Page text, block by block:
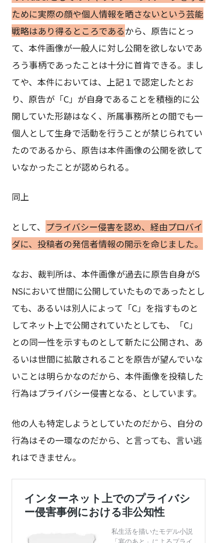
ために実際の顔や個人情報を晒さないという芸能
戦略はあり得るところであるから、原告にとっ
て、本件画像が一般人に対し公開を欲しないであ
ろう事柄であったことは十分に首肯できる。まし
てや、本件においては、上記１で認定したとお
り、原告が「C」が自身であることを積極的に公
開していた形跡はなく、所属事務所との間でも一
個人として生身で活動を行うことが禁じられてい
たのであるから、原告は本件画像の公開を欲して
いなかったことが認められる。
同上
として、 プライバシー侵害を認め、経由プロバイ
ダに、投稿者の発信者情報の開示を命じました。
なお、裁判所は、本件画像が過去に原告自身がS
NSにおいて世間に公開していたものであったとし
ても、あるいは別人によって「C」を指すものと
してネット上で公開されていたとしても、「C」
との同一性を示すものとして新たに公開され、あ
るいは世間に拡散されることを原告が望んでいな
いことは明らかなのだから、本件画像を投稿した
行為はプライバシー侵害となる、としています。
他の人も特定しようとしていたのだから、自分の
行為はその一環なのだから、と言っても、言い逃
れはできません。